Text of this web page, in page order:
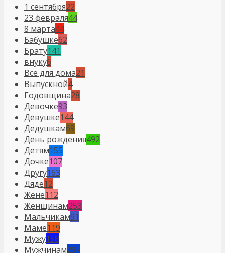
1 сентября22
23 февраля44
8 марта44
Бабушке62
Брату141
внуку6
Все для дома21
Выпускной4
Годовщина28
Девочке93
Девушке144
Дедушкам69
День рождения492
Детям155
Дочке107
Другу163
Дяде12
Жене112
Женщинам253
Мальчикам91
Маме119
Мужу158
Мужчинам297